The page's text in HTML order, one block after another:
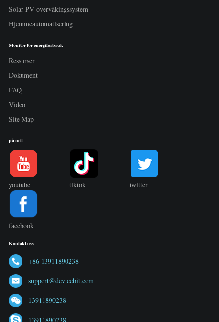
Solar PV overvåkingssystem
Hjemmeautomatisering
Monitor for energiforbruk
Ressurser
Dokument
FAQ
Video
Site Map
på nett
youtube tiktok twitter
facebook
Kontakt oss
+86 13911890238
support@devicebit.com
13911890238
13911890238